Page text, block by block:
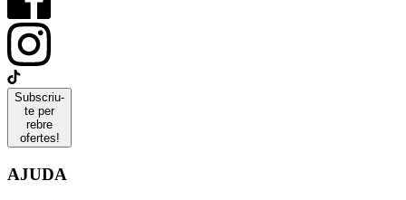
Subscriu-
te per
rebre
ofertes!
AJUDA